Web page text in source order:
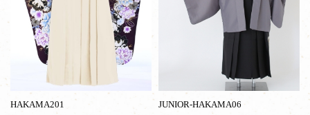
HAKAMA201 JUNIOR-HAKAMA06